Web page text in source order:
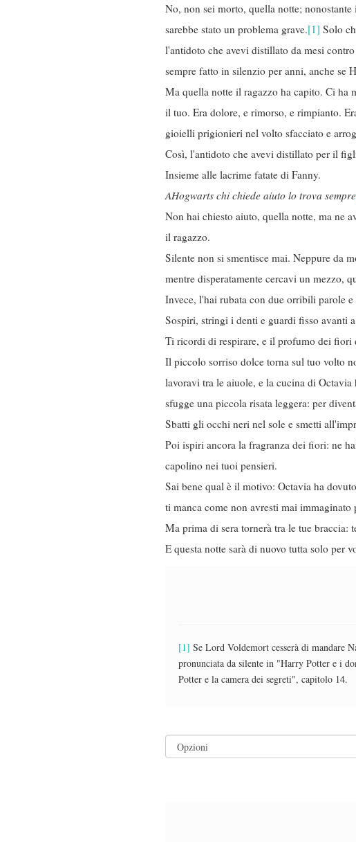
No, non sei morto, quella notte;
sarebbe stato un problema grave.[1] Solo
l'antidoto che avevi distillato da mesi
sempre fatto in silenzio per anni, anche se
Ma quella notte il ragazzo ha capito. Ci ha
il tuo. Era dolore, e rimorso, e rimpianto.
gioielli prigionieri nel volto sfacciato e
Così, l'antidoto che avevi distillato per il
Insieme alle lacrime fatate di Fanny.
AHogwarts chi chiede aiuto lo trova
Non hai chiesto aiuto, quella notte, ma ne
il ragazzo.
Silente non si smentisce mai. Neppure da
mentre disperatamente cercavi un mezzo,
Invece, l'hai rubata con due orribili parole
Sospiri, stringi i denti e guardi fisso avanti
Ti ricordi di respirare, e il profumo dei fiori
Il piccolo sorriso dolce torna sul tuo volto
lavoravi tra le aiuole, e la cucina di
sfugge una piccola risata leggera: per
Sbatti gli occhi neri nel sole e smetti
Poi ispiri ancora la fragranza dei fiori: ne
capolino nei tuoi pensieri.
Sai bene qual è il motivo: Octavia ha
ti manca come non avresti mai immaginato
Ma prima di sera tornerà tra le tue braccia:
E questa notte sarà di nuovo tutta solo per
[1] Se Lord Voldemort cesserà di mandare
pronunciata da silente in "Harry Potter e i
Potter e la camera dei segreti", capitolo 14.